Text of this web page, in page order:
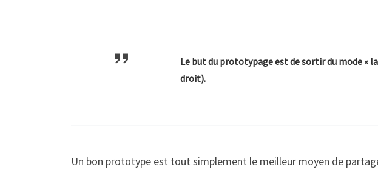
Le but du prototypage est de sortir du mode «
droit).
Un bon prototype est tout simplement le meilleur moyen de